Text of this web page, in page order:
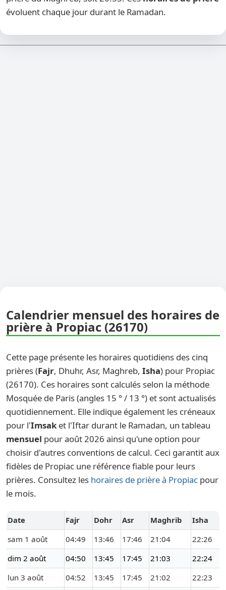
évoluent chaque jour durant le Ramadan.
Calendrier mensuel des horaires de
prière à Propiac (26170)
Cette page présente les horaires quotidiens des cinq
prières (Fajr, Dhuhr, Asr, Maghreb, Isha) pour Propiac
(26170). Ces horaires sont calculés selon la méthode
Mosquée de Paris (angles 15 ° / 13 °) et sont actualisés
quotidiennement. Elle indique également les créneaux
pour l'Imsak et l'Iftar durant le Ramadan, un tableau
mensuel pour août 2026 ainsi qu'une option pour
choisir d'autres conventions de calcul. Ceci garantit aux
fidèles de Propiac une référence fiable pour leurs
prières. Consultez les horaires de prière à Propiac pour
le mois.
Date Fajr Dohr Asr Maghrib
Isha
sam 1 août
04:49 13:46 17:46 21:04
22:26
dim 2 août
04:50 13:45 17:45 21:03
22:24
lun 3 août
04:52 13:45 17:45 21:02
22:23